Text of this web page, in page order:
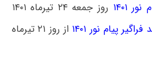
۱۴۰۱
روز جمعه ۲۴ تیرماه ۱۴۰۱
پیام نور ۱۴۰۱
از روز ۲۱ تیرماه